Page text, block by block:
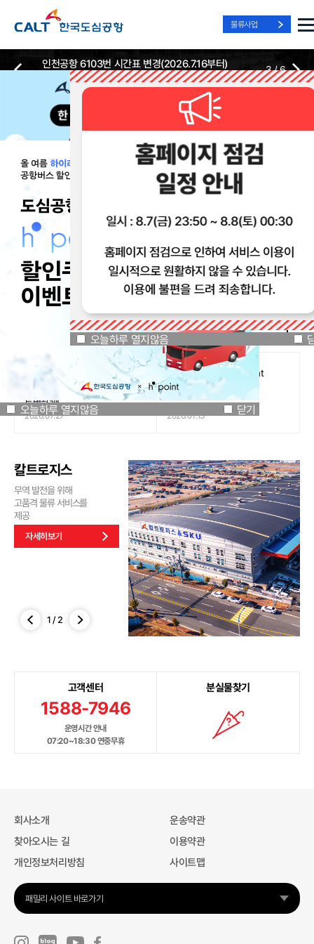
물류사업
오늘하루 열지않음
오늘하루 열지않음 닫기
오늘하루 열지않음
Best Way, Fast Way
to the Airport
Best Way, Fast Way
to the Airport
Best Way, Fast Way
to the Airport
인천공항 6103번 시간표 변경(2026.7.16부터)
2026-07-13 2026-07-13
3/6
실시간
위치안내
리무진 노선
및 시간표
리무진
예매
리무진
이용 혜택
공지사항
[인천국제공항공사 x 잔망루피]
공항은 GREEN하게, 굿즈는
특별하게!
2026.07.27
도심공항리무진 x H.Point
할인쿠폰 이벤트
2026.07.13
칼트로지스
무역 발전을 위해
고품격 물류 서비스를
제공
자세히보기
1 /2
고객센터
1588-7946
운영시간 안내
07:20~18:30 연중무휴
분실물찾기
회사소개
운송약관
찾아오시는 길
이용약관
개인정보처리방침
사이트맵
패밀리 사이트 바로가기